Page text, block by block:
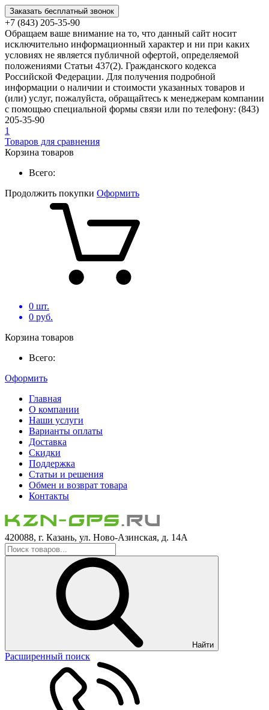
Заказать бесплатный звонок
+7 (843) 205-35-90
Обращаем ваше внимание на то, что данный сайт носит
исключительно информационный характер и ни при каких
условиях не является публичной офертой, определяемой
положениями Статьи 437(2). Гражданского кодекса
Российской Федерации. Для получения подробной
информации о наличии и стоимости указанных товаров и
(или) услуг, пожалуйста, обращайтесь к менеджерам компании
с помощью специальной формы связи или по телефону: (843)
205-35-90
1
Товаров для сравнения
Корзина товаров
Всего:
Продолжить покупки Оформить
0 шт.
0 руб.
Корзина товаров
Всего:
Оформить
Главная
О компании
Наши услуги
Варианты оплаты
Доставка
Скидки
Поддержка
Статьи и решения
Обмен и возврат товара
Контакты
420088, г. Казань, ул. Ново-Азинская, д. 14А
Найти
Расширенный поиск